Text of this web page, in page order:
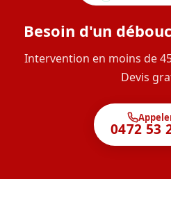
Besoin d'un
Intervention en moins de
Devis
0472 53